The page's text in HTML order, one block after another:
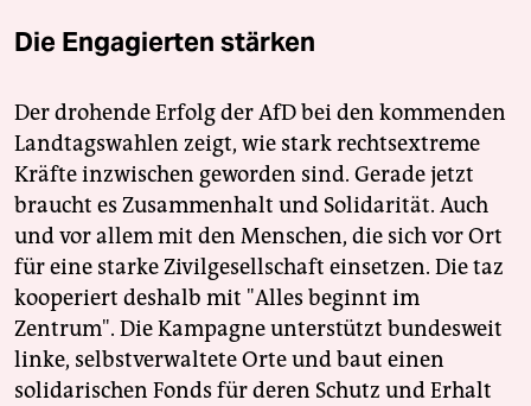
Die Engagierten stärken
Der drohende Erfolg der AfD bei den kommenden
Landtagswahlen zeigt, wie stark rechtsextreme
Kräfte inzwischen geworden sind. Gerade jetzt
braucht es Zusammenhalt und Solidarität. Auch
und vor allem mit den Menschen, die sich vor Ort
für eine starke Zivilgesellschaft einsetzen. Die taz
kooperiert deshalb mit "Alles beginnt im
Zentrum". Die Kampagne unterstützt bundesweit
linke, selbstverwaltete Orte und baut einen
solidarischen Fonds für deren Schutz und Erhalt